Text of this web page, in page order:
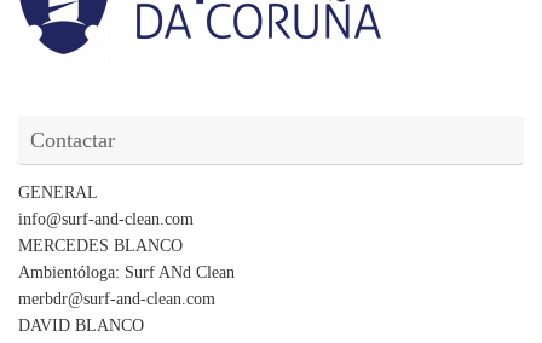
Contactar
GENERAL
info@surf-and-clean.com
MERCEDES BLANCO
Ambientóloga: Surf ANd Clean
merbdr@surf-and-clean.com
DAVID BLANCO